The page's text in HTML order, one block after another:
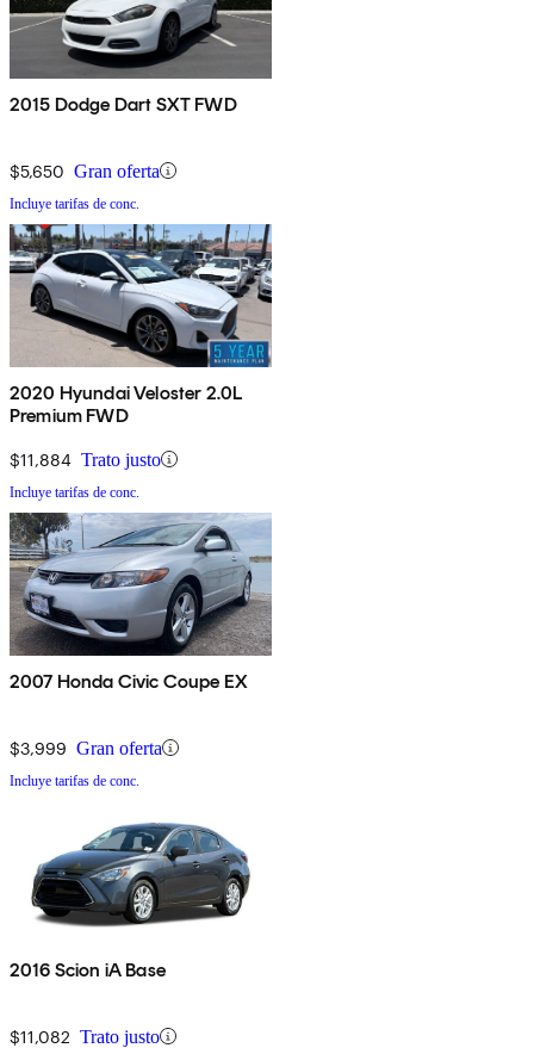
2015 Dodge Dart SXT FWD
$5,650 Gran oferta
Incluye tarifas de conc.
2020 Hyundai Veloster 2.0L
Premium FWD
$11,884 Trato justo
Incluye tarifas de conc.
2007 Honda Civic Coupe EX
$3,999 Gran oferta
Incluye tarifas de conc.
2016 Scion iA Base
$11,082 Trato justo